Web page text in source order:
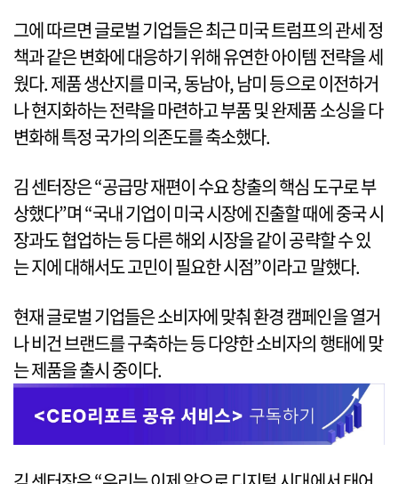
그에 따르면 글로벌 기업들은 최근 미국 트럼프의 관세 정
책과 같은 변화에 대응하기 위해 유연한 아이템 전략을 세
웠다. 제품 생산지를 미국, 동남아, 남미 등으로 이전하거
나 현지화하는 전략을 마련하고 부품 및 완제품 소싱을 다
변화해 특정 국가의 의존도를 축소했다.
김 센터장은 “공급망 재편이 수요 창출의 핵심 도구로 부
상했다”며 “국내 기업이 미국 시장에 진출할 때에 중국 시
장과도 협업하는 등 다른 해외 시장을 같이 공략할 수 있
는 지에 대해서도 고민이 필요한 시점”이라고 말했다.
현재 글로벌 기업들은 소비자에 맞춰 환경 캠페인을 열거
나 비건 브랜드를 구축하는 등 다양한 소비자의 행태에 맞
는 제품을 출시 중이다.